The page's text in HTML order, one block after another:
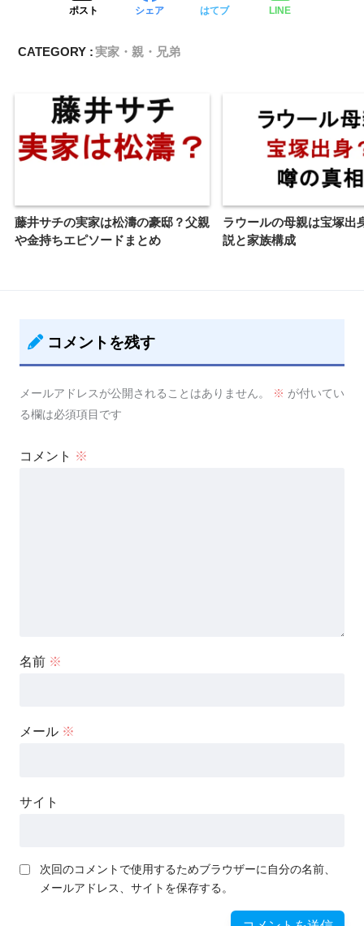
ポスト シェア はてブ LINE
CATEGORY :実家・親・兄弟
藤井サチの実家は松濤の豪邸？父親
や金持ちエピソードまとめ
ラウールの母親は宝塚出
説と家族構成
コメントを残す
メールアドレスが公開されることはありません。 ※ が付いてい
る欄は必須項目です
コメント ※
名前 ※
メール ※
サイト
次回のコメントで使用するためブラウザーに自分の名前、
メールアドレス、サイトを保存する。